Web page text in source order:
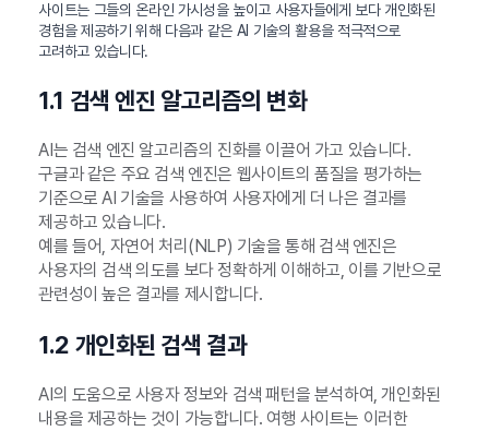
사이트는 그들의 온라인 가시성을 높이고 사용자들에게 보다 개인화된
경험을 제공하기 위해 다음과 같은 AI 기술의 활용을 적극적으로
고려하고 있습니다.
1.1 검색 엔진 알고리즘의 변화
AI는 검색 엔진 알고리즘의 진화를 이끌어 가고 있습니다.
구글과 같은 주요 검색 엔진은 웹사이트의 품질을 평가하는
기준으로 AI 기술을 사용하여 사용자에게 더 나은 결과를
제공하고 있습니다.
예를 들어, 자연어 처리(NLP) 기술을 통해 검색 엔진은
사용자의 검색 의도를 보다 정확하게 이해하고, 이를 기반으로
관련성이 높은 결과를 제시합니다.
1.2 개인화된 검색 결과
AI의 도움으로 사용자 정보와 검색 패턴을 분석하여, 개인화된
내용을 제공하는 것이 가능합니다. 여행 사이트는 이러한